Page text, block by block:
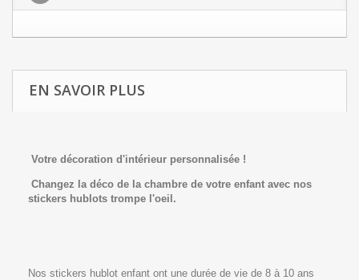
EN SAVOIR PLUS
Votre décoration d'intérieur personnalisée !
Changez la déco de la chambre de votre enfant avec nos
stickers hublots trompe l'oeil.
Nos stickers hublot enfant ont une durée de vie de 8 à 10 ans